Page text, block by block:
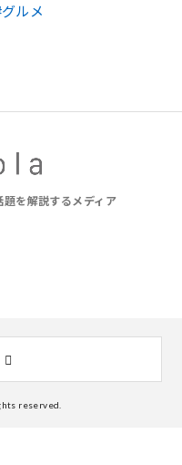
グルメ
を解説するメディア
reserved.